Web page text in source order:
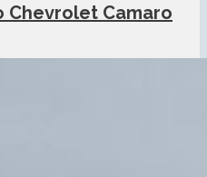
Chevrolet Camaro